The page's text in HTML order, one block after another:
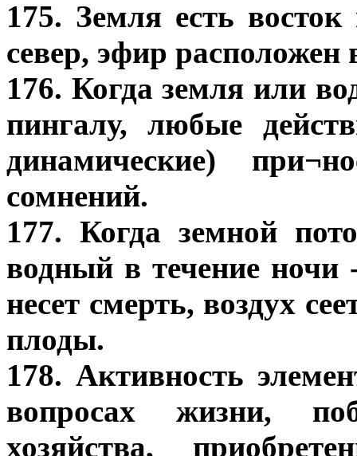
175. Земля есть
север, эфир расположен
176. Когда земля или
пингалу, любые
динамические)
сомнений.
177. Когда земной
водный в течение ночи
несет смерть, воздух
плоды.
178. Активность
вопросах жизни,
хозяйства,